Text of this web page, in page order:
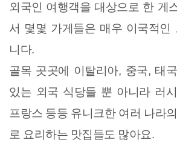
외국인 여행객을 대상으로 한 게
서 몇몇 가게들은 매우 이국적인
니다.
골목 곳곳에 이탈리아, 중국, 태
있는 외국 식당들 뿐 아니라 러
프랑스 등등 유니크한 여러 나라
로 요리하는 맛집들도 많아요.